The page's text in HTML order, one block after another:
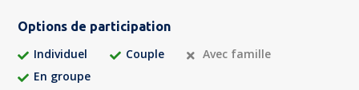
Options de participation
Individuel Couple
Avec famille
En groupe